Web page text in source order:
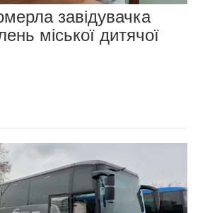
завідувачка
міської дитячої